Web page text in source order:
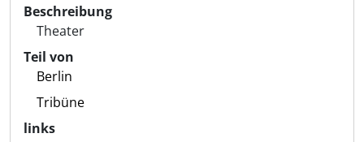
Beschreibung
Theater
Teil von
Berlin
Tribüne
links